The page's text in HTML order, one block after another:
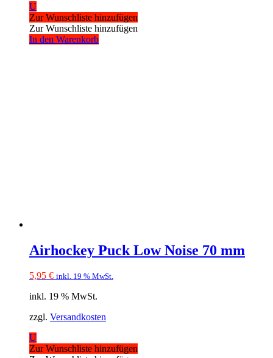
U
Zur Wunschliste hinzufügen
Zur Wunschliste hinzufügen
In den Warenkorb
Airhockey Puck Low Noise 70 mm
5,95 € inkl. 19 % MwSt.
inkl. 19 % MwSt.
zzgl. Versandkosten
U
Zur Wunschliste hinzufügen